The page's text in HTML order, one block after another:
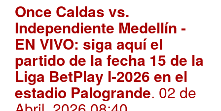
Once Caldas vs.
Independiente Medellín -
EN VIVO: siga aquí el
partido de la fecha 15 de la
Liga BetPlay I-2026 en el
estadio Palogrande. 02 de